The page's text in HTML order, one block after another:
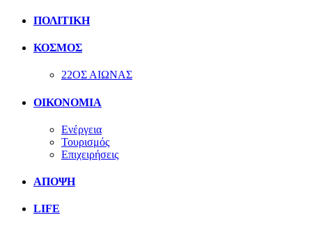
ΠΟΛΙΤΙΚΗ
ΚΟΣΜΟΣ
22ΟΣ ΑΙΩΝΑΣ
ΟΙΚΟΝΟΜΙΑ
Ενέργεια
Τουρισμός
Επιχειρήσεις
ΑΠΟΨΗ
LIFE